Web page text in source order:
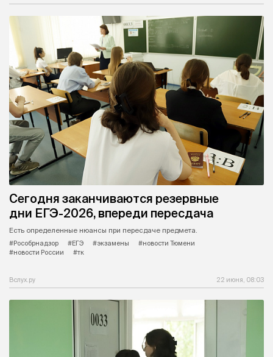
Сегодня заканчиваются резервные
дни ЕГЭ-2026, впереди пересдача
Есть определенные нюансы при пересдаче предмета.
#Рособрнадзор
#ЕГЭ #экзамены
#новости Тюмени
#новости России
#тк
Вслух.ру 22 июня, 08:03